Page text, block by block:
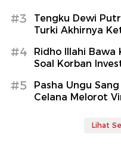
#3
Tengku Dewi
Turki Akhirnya
#4
Ridho Illahi
Soal Korban
#5
Pasha Ungu
Celana Melorot
Lihat